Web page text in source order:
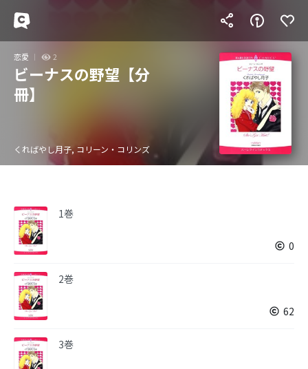
恋愛 2
ビーナスの野望【分
冊】
くればやし月子, コリーン・コリンズ
1巻
0
2巻
62
3巻